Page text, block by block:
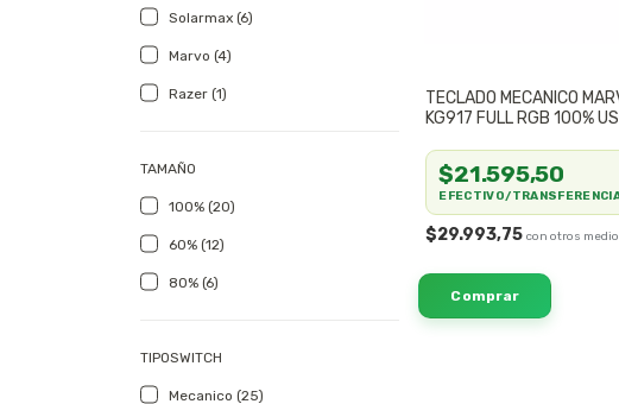
Solarmax (6)
Marvo (4)
Razer (1)
TAMAÑO
100% (20)
60% (12)
80% (6)
TIPOSWITCH
Mecanico (25)
TECLADO MECANICO
KG917 FULL RGB 100%
$29.993,75
$21.595,50
EFECTIVO/